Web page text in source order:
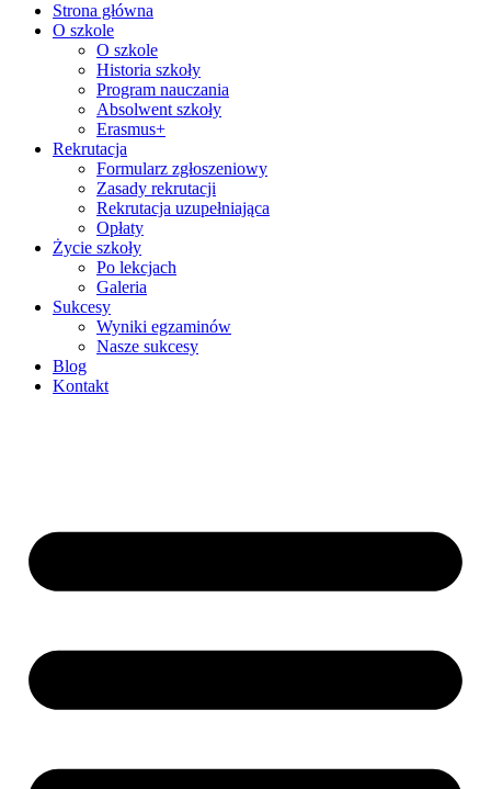
Strona główna
O szkole
O szkole
Historia szkoły
Program nauczania
Absolwent szkoły
Erasmus+
Rekrutacja
Formularz zgłoszeniowy
Zasady rekrutacji
Rekrutacja uzupełniająca
Opłaty
Życie szkoły
Po lekcjach
Galeria
Sukcesy
Wyniki egzaminów
Nasze sukcesy
Blog
Kontakt